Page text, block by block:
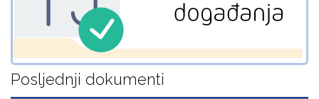
Posljednji dokumenti